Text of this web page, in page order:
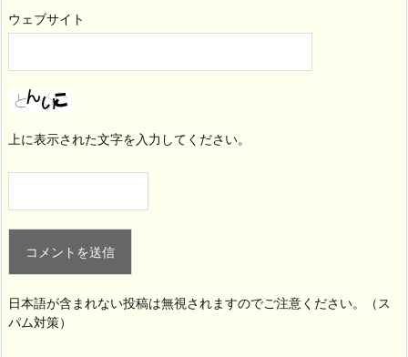
ウェブサイト
上に表示された文字を入力してください。
日本語が含まれない投稿は無視されますのでご注意ください。（ス
パム対策）